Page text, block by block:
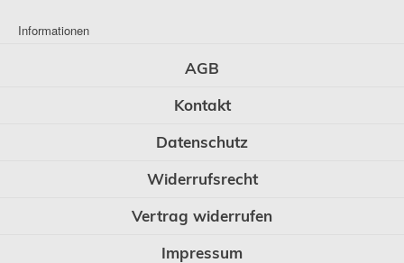
Informationen
AGB
Kontakt
Datenschutz
Widerrufsrecht
Vertrag widerrufen
Impressum